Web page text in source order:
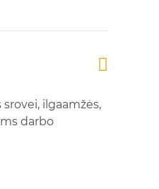
ilgaamžės,
darbo